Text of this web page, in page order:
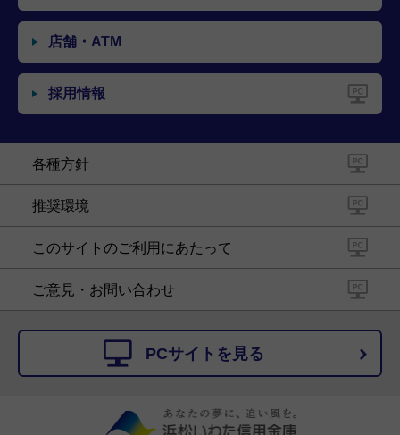
店舗・ATM
採用情報
各種方針
推奨環境
このサイトのご利用にあたって
ご意見・お問い合わせ
PCサイトを見る